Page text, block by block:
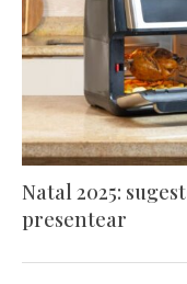
Natal 2025:
presentear